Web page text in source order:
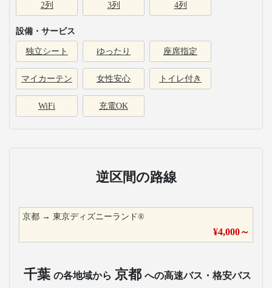
2列 3列 4列
設備・サービス
独立シート ゆったり 座席指定
マイカーテン 女性安心 トイレ付き
WiFi 充電OK
逆区間の路線
京都 → 東京ディズニーランド®
¥4,000～
千葉 の各地域から 京都 への高速バス・格安バス